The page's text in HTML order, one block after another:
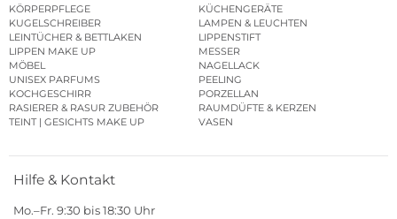
KÖRPERPFLEGE
KÜCHENGERÄTE
KUGELSCHREIBER
LAMPEN & LEUCHTEN
LEINTÜCHER & BETTLAKEN
LIPPENSTIFT
LIPPEN MAKE UP
MESSER
MÖBEL
NAGELLACK
UNISEX PARFUMS
PEELING
KOCHGESCHIRR
PORZELLAN
RASIERER & RASUR ZUBEHÖR
RAUMDÜFTE & KERZEN
TEINT | GESICHTS MAKE UP
VASEN
Hilfe & Kontakt
Mo.–Fr. 9:30 bis 18:30 Uhr